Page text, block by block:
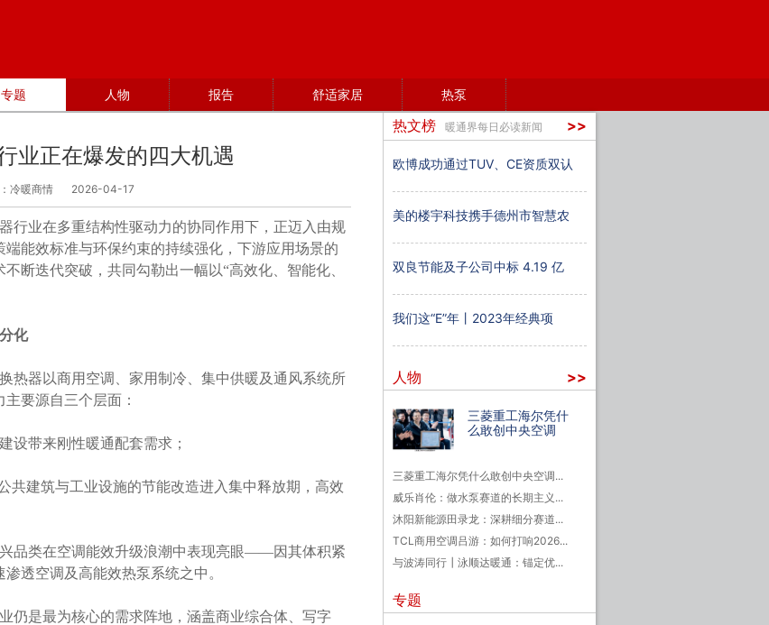
专题 人物 报告 舒适家居 热泵
业正在爆发的四大机遇
冷暖商情 2026-04-17
行业在多重结构性驱动力的协同作用下，正迈入由规
能效标准与环保约束的持续强化，下游应用场景的
断迭代突破，共同勾勒出一幅以“高效化、智能化、
化
热器以商用空调、家用制冷、集中供暖及通风系统所
要源自三个层面：
设带来刚性暖通配套需求；
共建筑与工业设施的节能改造进入集中释放期，高效
品类在空调能效升级浪潮中表现亮眼——因其体积紧
透空调及高能效热泵系统之中。
仍是最为核心的需求阵地，涵盖商业综合体、写字
热文榜 暖通界每日必读新闻 >>
欧博成功通过TUV、CE资质双认
美的楼宇科技携手德州市智慧农
双良节能及子公司中标 4.19 亿
我们这“E”年丨2023年经典项
人物 >>
三菱重工海尔凭什
么敢创中央空调
三菱重工海尔凭什么敢创中央空调...
威乐肖伦：做水泵赛道的长期主义...
沐阳新能源田录龙：深耕细分赛道...
TCL商用空调吕游：如何打响2026...
与波涛同行┃泳顺达暖通：锚定优...
专题